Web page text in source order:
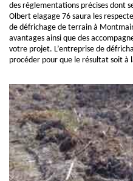
des réglementations précises dont
Olbert elagage 76 saura les
de défrichage de terrain à
avantages ainsi que des
votre projet. L’entreprise de
procéder pour que le résultat soit à